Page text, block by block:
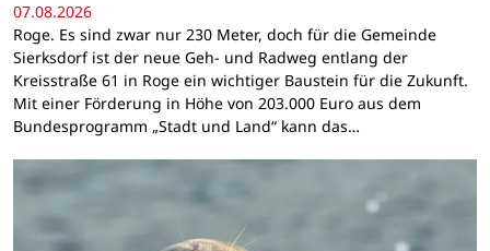
07.08.2026
Roge. Es sind zwar nur 230 Meter, doch für die Gemeinde
Sierksdorf ist der neue Geh- und Radweg entlang der
Kreisstraße 61 in Roge ein wichtiger Baustein für die Zukunft.
Mit einer Förderung in Höhe von 203.000 Euro aus dem
Bundesprogramm „Stadt und Land“ kann das…